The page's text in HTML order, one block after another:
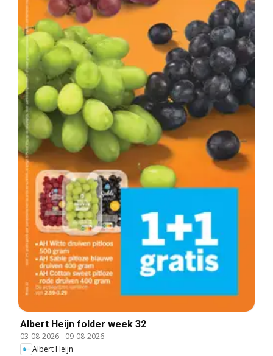
Albert Heijn folder week 32
03-08-2026- 09-08-2026
Albert Heijn